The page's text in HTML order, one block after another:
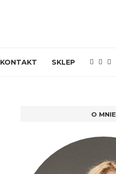
KONTAKT SKLEP
O MNIE